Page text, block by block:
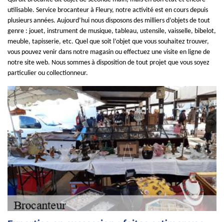
utilisable. Service brocanteur à Fleury, notre activité est en cours depuis
plusieurs années. Aujourd’hui nous disposons des milliers d’objets de tout
genre : jouet, instrument de musique, tableau, ustensile, vaisselle, bibelot,
meuble, tapisserie, etc. Quel que soit l’objet que vous souhaitez trouver,
vous pouvez venir dans notre magasin ou effectuez une visite en ligne de
notre site web. Nous sommes à disposition de tout projet que vous soyez
particulier ou collectionneur.